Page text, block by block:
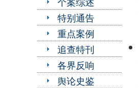
特别通告
重点案例
追查特刊
各界反响
舆论史鉴